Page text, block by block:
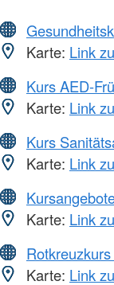
Karte: Link
Kurs AED-
Karte: Link
Kurs
Karte: Link
Karte: Link
Karte: Link